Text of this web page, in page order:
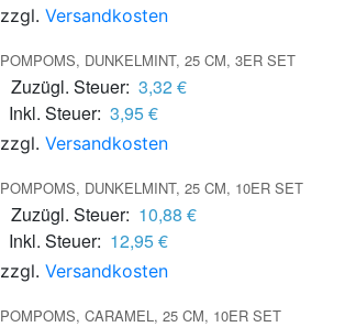
zzgl. Versandkosten
POMPOMS, DUNKELMINT, 25 CM, 3ER SET
Zuzügl. Steuer: 3,32 €
Inkl. Steuer: 3,95 €
zzgl. Versandkosten
POMPOMS, DUNKELMINT, 25 CM, 10ER SET
Zuzügl. Steuer: 10,88 €
Inkl. Steuer: 12,95 €
zzgl. Versandkosten
POMPOMS, CARAMEL, 25 CM, 10ER SET